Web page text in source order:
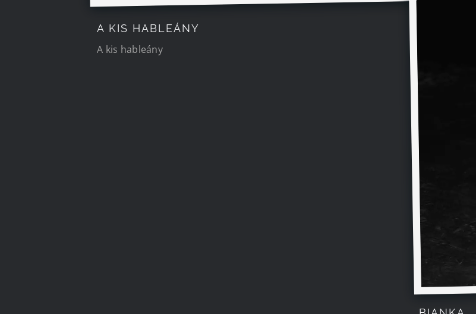
A KIS HABLEÁNY
A kis hableány